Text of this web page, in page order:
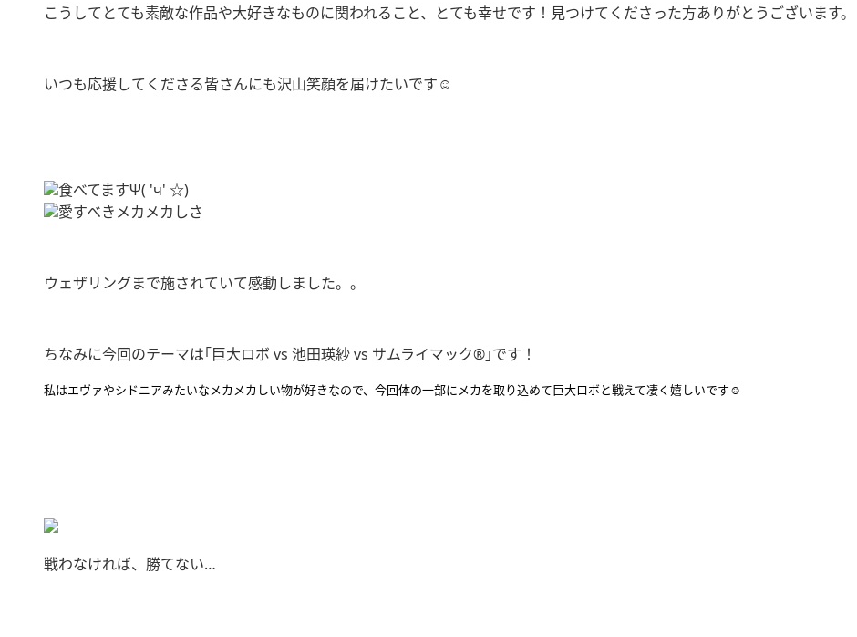
こうしてとても素敵な作品や大好きなものに関われること、とても幸せです！見つけてくださった方ありがとうございます。
いつも応援してくださる皆さんにも沢山笑顔を届けたいです☺︎
食べてますΨ( 'ч' ☆)
愛すべきメカメカしさ
ウェザリングまで施されていて感動しました。。
ちなみに今回のテーマは｢巨大ロボ vs 池田瑛紗 vs サムライマック®︎｣です！
私はエヴァやシドニアみたいなメカメカしい物が好きなので、今回体の一部にメカを取り込めて巨大ロボと戦えて凄く嬉しいです☺️
戦わなければ、勝てない…